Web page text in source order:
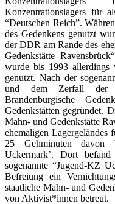
Konzentrationslagers für
“Deutschen Reich”.
des Gedenkens genutzt
der DDR am Rande des
Gedenkstätte
wurde bis 1993 allerdings
genutzt. Nach der
und dem Zerfall der
Brandenburgische
Gedenkstätten gegründet.
Mahn- und Gedenkstätte
ehemaligen Lagergeländes
25 Gehminuten davon
Uckermark’. Dort
sogenannte “Jugend-KZ
Befreiung ein
staatliche Mahn- und
von Aktivist*innen betreut.